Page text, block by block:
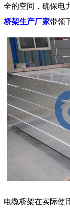
全的空间，确保电
桥架生产厂家带领
电缆桥架在实际使